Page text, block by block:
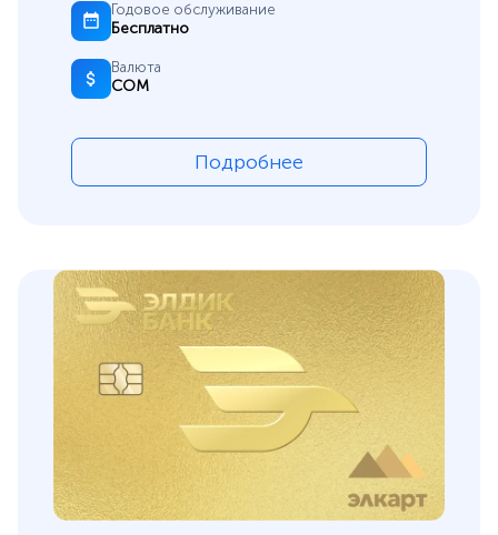
Годовое обслуживание
Бесплатно
Валюта
СОМ
Подробнее